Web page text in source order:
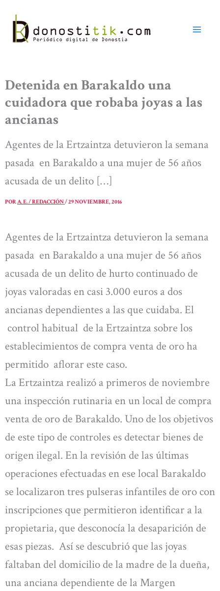
contenido
Detenida en Barakaldo una
cuidadora que robaba joyas a las
ancianas
Agentes de la Ertzaintza detuvieron la semana
pasada en Barakaldo a una mujer de 56 años
acusada de un delito […]
PORA. E. / REDACCIÓN/29 NOVIEMBRE, 2016
Agentes de la Ertzaintza detuvieron la semana
pasada en Barakaldo a una mujer de 56 años
acusada de un delito de hurto continuado de
joyas valoradas en casi 3.000 euros a dos
ancianas dependientes a las que cuidaba. El
control habitual de la Ertzaintza sobre los
establecimientos de compra venta de oro ha
permitido aflorar este caso.
La Ertzaintza realizó a primeros de noviembre
una inspección rutinaria en un local de compra
venta de oro de Barakaldo. Uno de los objetivos
de este tipo de controles es detectar bienes de
origen ilegal. En la revisión de las últimas
operaciones efectuadas en ese local Barakaldo
se localizaron tres pulseras infantiles de oro con
inscripciones que permitieron identificar a la
propietaria, que desconocía la desaparición de
esas piezas. Así se descubrió que las joyas
faltaban del domicilio de la madre de la dueña,
una anciana dependiente de la Margen